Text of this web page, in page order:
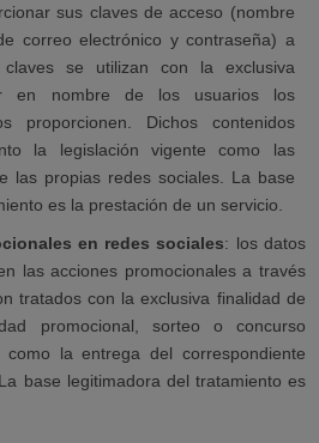
sus claves de acceso (nombre
correo electrónico y contraseña) a
se utilizan con la exclusiva
en nombre de los usuarios los
proporcionen. Dichos contenidos
la legislación vigente como las
las propias redes sociales. La base
es la prestación de un servicio.
en redes sociales: los datos
las acciones promocionales a través
tratados con la exclusiva finalidad de
promocional, sorteo o concurso
como la entrega del correspondiente
base legitimadora del tratamiento es